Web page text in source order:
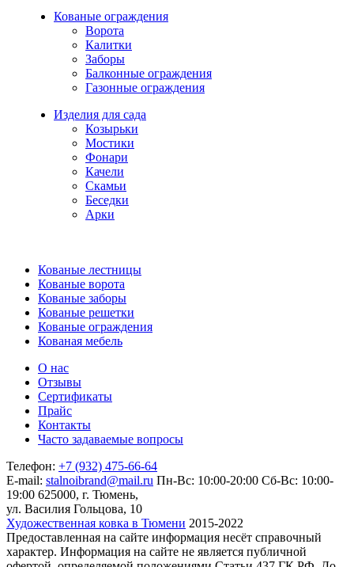
Кованые ограждения
Ворота
Калитки
Заборы
Балконные ограждения
Газонные ограждения
Изделия для сада
Козырьки
Мостики
Фонари
Качели
Скамьи
Беседки
Арки
Кованые лестницы
Кованые ворота
Кованые заборы
Кованые решетки
Кованые ограждения
Кованая мебель
О нас
Отзывы
Сертификаты
Прайс
Контакты
Часто задаваемые вопросы
Телефон: +7 (932) 475-66-64
E-mail: stalnoibrand@mail.ru Пн-Вс: 10:00-20:00 Сб-Вс: 10:00-
19:00 625000, г. Тюмень,
ул. Василия Гольцова, 10
Художественная ковка в Тюмени 2015-2022
Предоставленная на сайте информация несёт справочный
характер. Информация на сайте не является публичной